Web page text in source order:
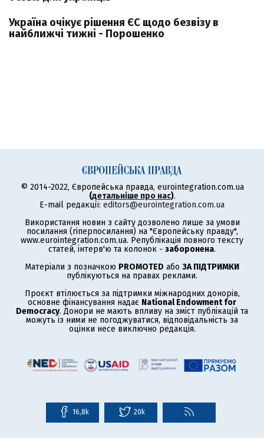
Україна очікує рішення ЄС щодо безвізу в
найближчі тижні - Порошенко
© 2014-2022, Європейська правда, eurointegration.com.ua
(детальніше про нас).
E-mail редакції: editors@eurointegration.com.ua
Використання новин з сайту дозволено лише за умови
посилання (гіперпосилання) на "Європейську правду",
www.eurointegration.com.ua. Републікація повного тексту
статей, інтерв'ю та колонок - заборонена.
Матеріали з позначкою PROMOTED або ЗА ПІДТРИМКИ
публікуються на правах реклами.
Проєкт втілюється за підтримки міжнародних донорів,
основне фінансування надає National Endowment for
Democracy. Донори не мають впливу на зміст публікацій та
можуть із ними не погоджуватися, відповідальність за
оцінки несе виключно редакція.
16,8k 20k